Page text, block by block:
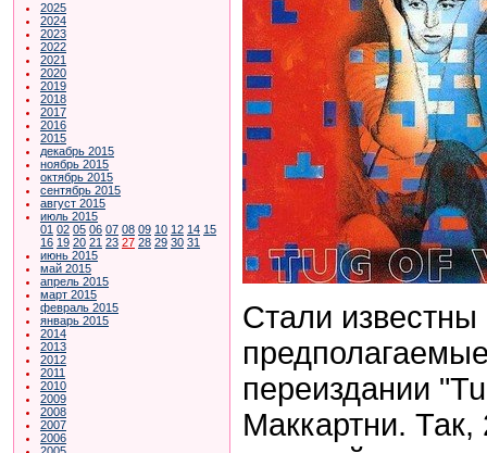
2025
2024
2023
2022
2021
2020
2019
2018
2017
2016
2015
декабрь 2015
ноябрь 2015
октябрь 2015
сентябрь 2015
август 2015
июль 2015
01 02 05 06 07 08 09 10 12 14 15
16 19 20 21 23 27 28 29 30 31
июнь 2015
май 2015
апрель 2015
март 2015
февраль 2015
январь 2015
2014
2013
2012
2011
2010
2009
2008
2007
2006
Стали известны
переиздании "
Маккартни.